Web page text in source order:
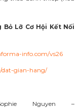
BỏLỡ CơHội Kết Nối
info.com/vs26
dat-gian-hang/
Nguyen –